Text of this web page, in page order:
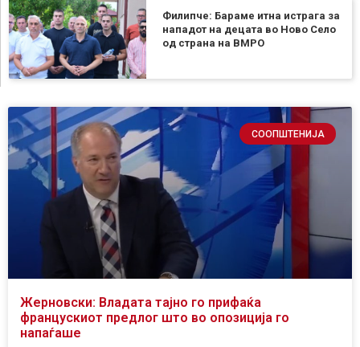
Филипче: Бараме итна истрага за
нападот на децата во Ново Село
од страна на ВМРО
СООПШТЕНИЈА
Жерновски: Владата тајно го прифаќа
францускиот предлог што во опозиција го
напаѓаше